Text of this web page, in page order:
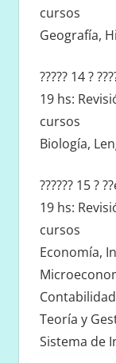
cursos
Geografía,
????? 14 ?
19 hs:
cursos
Biología,
?????? 15 ?
19 hs:
cursos
Economía,
Teoría y
Sistema de